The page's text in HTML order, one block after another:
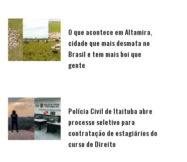
O que acontece em Altamira,
cidade que mais desmata no
Brasil e tem mais boi que
gente
Polícia Civil de Itaituba abre
processo seletivo para
contratação de estagiários do
curso de Direito